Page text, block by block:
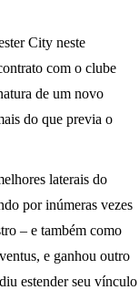
City neste
com o clube
de um novo
do que previa o
laterais do
por inúmeras vezes
– e também como
e ganhou outro
estender seu vínculo